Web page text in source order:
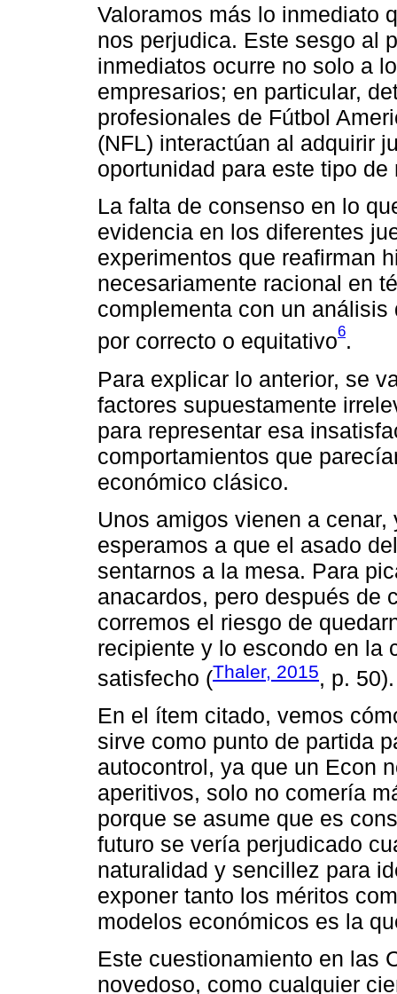
Valoramos más lo inmediato
nos perjudica. Este sesgo al
inmediatos ocurre no solo a
empresarios; en particular,
profesionales de Fútbol
(NFL) interactúan al adquirir
oportunidad para este tipo
La falta de consenso en lo
evidencia en los diferentes
experimentos que reafirman
necesariamente racional en
complementa con un
por correcto o equitativo6.
Para explicar lo anterior, se
factores supuestamente
para representar esa
comportamientos que
económico clásico.
Unos amigos vienen a
esperamos a que el asado
sentarnos a la mesa. Para
anacardos, pero después de
corremos el riesgo de
recipiente y lo escondo en la
satisfecho (Thaler, 2015, p. 50).
En el ítem citado, vemos
sirve como punto de partida
autocontrol, ya que un Econ
aperitivos, solo no comería
porque se asume que es
futuro se vería perjudicado
naturalidad y sencillez para
exponer tanto los méritos
modelos económicos es la
Este cuestionamiento en las
novedoso, como cualquier